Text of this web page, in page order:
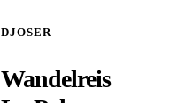
DJOSER
Wandelreis